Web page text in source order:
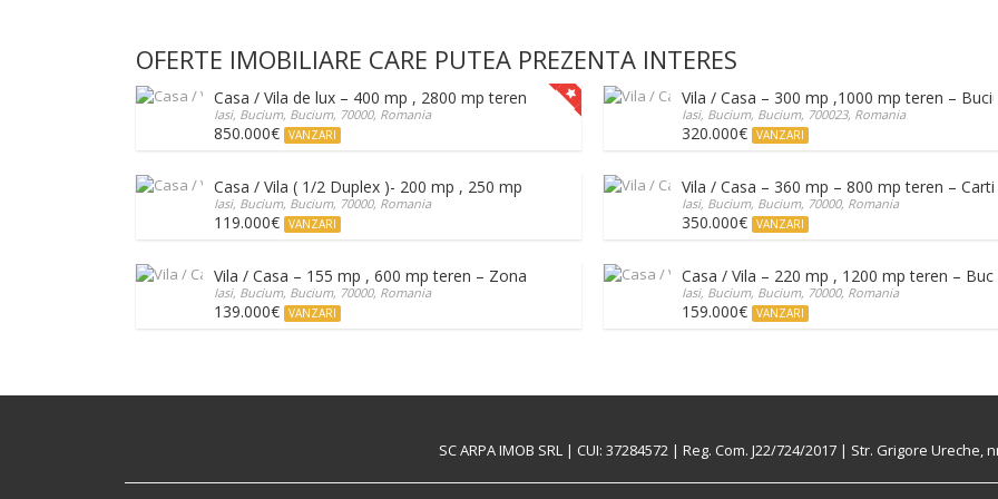
OFERTE IMOBILIARE CARE PUTEA PREZENTA INTERES
Casa / Vila de lux – 400 mp , 2800 mp teren – Proprietate deosebita – Bucium
Iasi, Bucium, Bucium, 70000, Romania
850.000€ VANZARI
Vila / Casa – 300 mp ,1000 mp teren –
Iasi, Bucium, Bucium, 700023, Romania
320.000€ VANZARI
Casa / Vila ( 1/2 Duplex )- 200 mp , 250 mp teren – Bucium
Iasi, Bucium, Bucium, 70000, Romania
119.000€ VANZARI
Vila / Casa – 360 mp – 800 mp teren –
Iasi, Bucium, Bucium, 70000, Romania
350.000€ VANZARI
Vila / Casa – 155 mp , 600 mp teren – Zona Rezidentiala – Bucium
Iasi, Bucium, Bucium, 70000, Romania
139.000€ VANZARI
Casa / Vila – 220 mp , 1200 mp teren –
Iasi, Bucium, Bucium, 70000, Romania
159.000€ VANZARI
SC ARPA IMOB SRL | CUI: 37284572 | Reg. Com. J22/724/2017 | Str. Grigore Ureche,